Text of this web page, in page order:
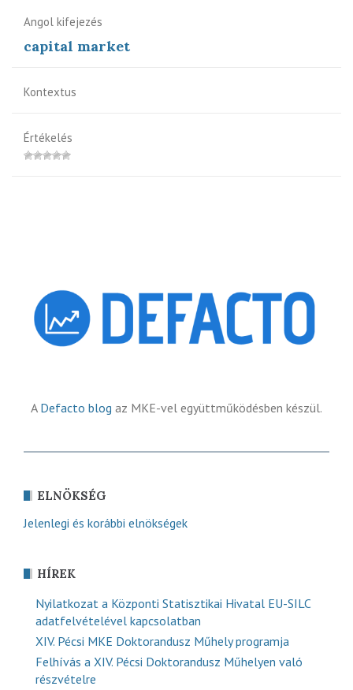
Angol kifejezés
capital market
Kontextus
Értékelés
A Defacto blog az MKE-vel együttműködésben készül.
ELNÖKSÉG
Jelenlegi és korábbi elnökségek
HÍREK
Nyilatkozat a Központi Statisztikai Hivatal EU-SILC
adatfelvételével kapcsolatban
XIV. Pécsi MKE Doktorandusz Műhely programja
Felhívás a XIV. Pécsi Doktorandusz Műhelyen való
részvételre